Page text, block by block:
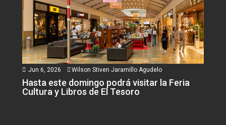
Jun 6, 2026 Wilson Stiven Jaramillo Agudelo
Hasta este domingo podrá visitar la Feria
Cultura y Libros de El Tesoro